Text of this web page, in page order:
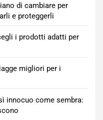
di cambiare per
e proteggerli
i prodotti adatti per
migliori per i
innocuo come sembra: